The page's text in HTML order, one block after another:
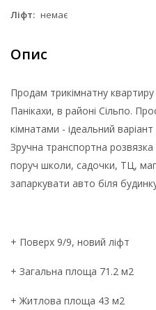
Ліфт: немає
Опис
Продам трикімнатну
Панікахи, в районі Сільпо.
кімнатами - ідеальний варіант
Зручна транспортна
поруч школи, садочки, ТЦ,
запаркувати авто біля
+ Поверх 9/9, новий ліфт
+ Загальна площа 71.2 м2
+ Житлова площа 43 м2